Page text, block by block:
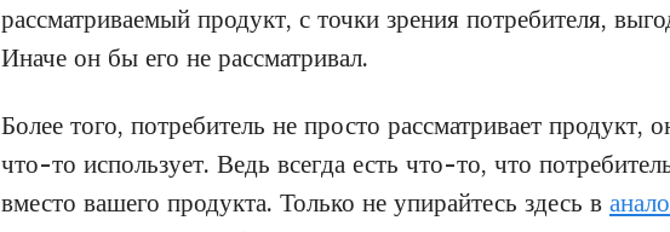
рассматриваемый продукт, с точки зрения потребителя,
Иначе он бы его не рассматривал.
Более того, потребитель не просто рассматривает продукт,
что-то использует. Ведь всегда есть что-то, что
вместо вашего продукта. Только не упирайтесь здесь в